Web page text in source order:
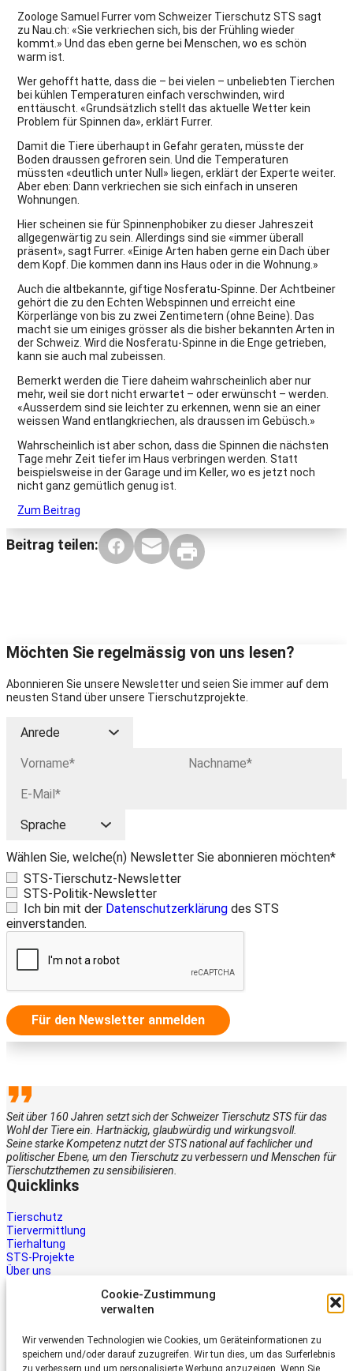
Cookie-Zustimmung
verwalten
Wir verwenden Technologien wie Cookies, um Geräteinformationen zu
speichern und/oder darauf zuzugreifen. Wir tun dies, um das Surferlebnis
zu verbessern und um personalisierte Werbung anzuzeigen. Wenn Sie
Zoologe Samuel Furrer vom Schweizer Tierschutz STS sagt
zu Nau.ch: «Sie verkriechen sich, bis der Frühling wieder
kommt.» Und das eben gerne bei Menschen, wo es schön
warm ist.
Wer gehofft hatte, dass die – bei vielen – unbeliebten Tierchen
bei kühlen Temperaturen einfach verschwinden, wird
enttäuscht. «Grundsätzlich stellt das aktuelle Wetter kein
Problem für Spinnen da», erklärt Furrer.
Damit die Tiere überhaupt in Gefahr geraten, müsste der
Boden draussen gefroren sein. Und die Temperaturen
müssten «deutlich unter Null» liegen, erklärt der Experte weiter.
Aber eben: Dann verkriechen sie sich einfach in unseren
Wohnungen.
Hier scheinen sie für Spinnenphobiker zu dieser Jahreszeit
allgegenwärtig zu sein. Allerdings sind sie «immer überall
präsent», sagt Furrer. «Einige Arten haben gerne ein Dach über
dem Kopf. Die kommen dann ins Haus oder in die Wohnung.»
Auch die altbekannte, giftige Nosferatu-Spinne. Der Achtbeiner
gehört die zu den Echten Webspinnen und erreicht eine
Körperlänge von bis zu zwei Zentimetern (ohne Beine). Das
macht sie um einiges grösser als die bisher bekannten Arten in
der Schweiz. Wird die Nosferatu-Spinne in die Enge getrieben,
kann sie auch mal zubeissen.
Bemerkt werden die Tiere daheim wahrscheinlich aber nur
mehr, weil sie dort nicht erwartet – oder erwünscht – werden.
«Ausserdem sind sie leichter zu erkennen, wenn sie an einer
weissen Wand entlangkriechen, als draussen im Gebüsch.»
Wahrscheinlich ist aber schon, dass die Spinnen die nächsten
Tage mehr Zeit tiefer im Haus verbringen werden. Statt
beispielsweise in der Garage und im Keller, wo es jetzt noch
nicht ganz gemütlich genug ist.
Zum Beitrag
Beitrag teilen:
Möchten Sie regelmässig von uns lesen?
Abonnieren Sie unsere Newsletter und seien Sie immer auf dem
neusten Stand über unsere Tierschutzprojekte.
Wählen Sie, welche(n) Newsletter Sie abonnieren möchten*
STS-Tierschutz-Newsletter
STS-Politik-Newsletter
Ich bin mit der Datenschutzerklärung des STS
einverstanden.
Für den Newsletter anmelden
Seit über 160 Jahren setzt sich der Schweizer Tierschutz STS für das
Wohl der Tiere ein. Hartnäckig, glaubwürdig und wirkungsvoll.
Seine starke Kompetenz nutzt der STS national auf fachlicher und
politischer Ebene, um den Tierschutz zu verbessern und Menschen für
Tierschutzthemen zu sensibilisieren.
Quicklinks
Tierschutz
Tiervermittlung
Tierhaltung
STS-Projekte
Über uns
Tiere brauchen Hilfe – auch Ihre.
Unterstützen Sie die Arbeit des